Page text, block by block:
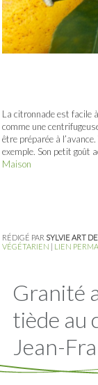
La citronnade est facile
comme une
être préparée à
exemple. Son petit goût
Maison
RÉDIGÉ PAR SYLVIE ART
VÉGÉTARIEN | LIEN
Granité
tiède au
Jean-